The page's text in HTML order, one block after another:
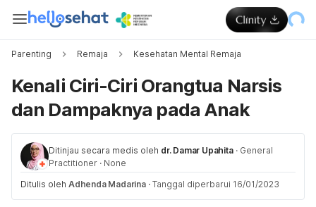
Parenting Remaja Kesehatan Mental Remaja
Kenali Ciri-Ciri Orangtua Narsis
dan Dampaknya pada Anak
Ditinjau secara medis oleh dr. Damar Upahita · General
Practitioner · None
Ditulis oleh Adhenda Madarina · Tanggal diperbarui 16/01/2023